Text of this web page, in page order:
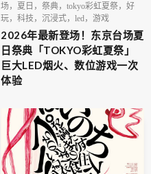
场，夏日，祭典，tokyo彩虹夏祭，好
玩，科技，沉浸式，led，游戏
2026年最新登场！东京台场夏
日祭典「TOKYO彩虹夏祭」
巨大LED烟火、数位游戏一次
体验